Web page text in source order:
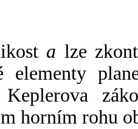
a lze
elementy
horním rohu